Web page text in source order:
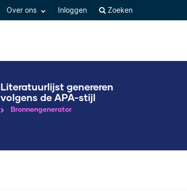
Over ons Inloggen Zoeken
Literatuurlijst genereren
volgens de APA-stijl
Bronnengenerator